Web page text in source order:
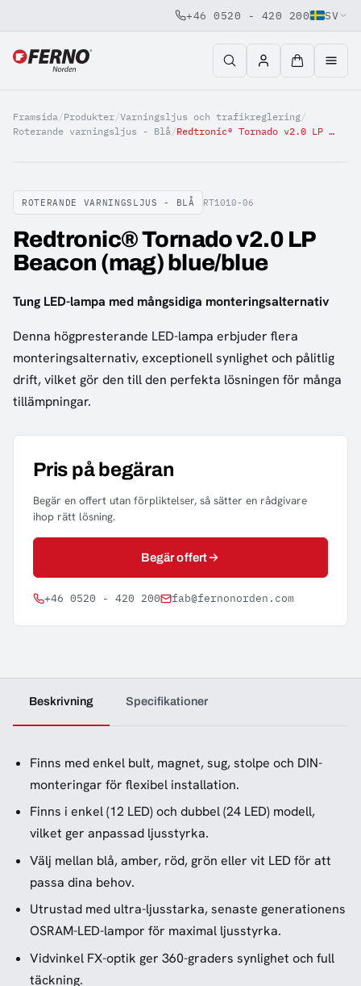
Jump to content
+46 0520 - 420 200 SV
Framsida/Produkter/Varningsljus och trafikreglering/
Roterande varningsljus - Blå/ Redtronic® Tornado v2.0 LP Beacon (mag) blue/blue
ROTERANDE VARNINGSLJUS - BLÅ RT1010-06
Redtronic® Tornado v2.0 LP
Beacon (mag) blue/blue
Tung LED-lampa med mångsidiga monteringsalternativ
Denna högpresterande LED-lampa erbjuder flera
monteringsalternativ, exceptionell synlighet och pålitlig
drift, vilket gör den till den perfekta lösningen för många
tillämpningar.
Pris på begäran
Begär en offert utan förpliktelser, så sätter en rådgivare
ihop rätt lösning.
Begär offert
+46 0520 - 420 200 fab@fernonorden.com
Beskrivning Specifikationer
Finns med enkel bult, magnet, sug, stolpe och DIN-
monteringar för flexibel installation.
Finns i enkel (12 LED) och dubbel (24 LED) modell,
vilket ger anpassad ljusstyrka.
Välj mellan blå, amber, röd, grön eller vit LED för att
passa dina behov.
Utrustad med ultra-ljusstarka, senaste generationens
OSRAM-LED-lampor för maximal ljusstyrka.
Vidvinkel FX-optik ger 360-graders synlighet och full
täckning.